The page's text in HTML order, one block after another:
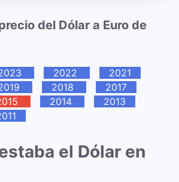
del Dólar a Euro de
2022
2021
2018
2017
2014
2013
el Dólar en